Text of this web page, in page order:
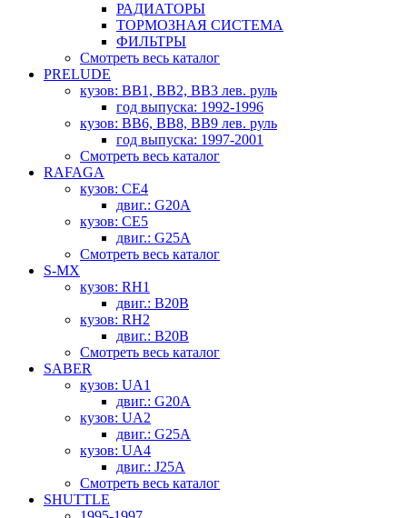
РАДИАТОРЫ
ТОРМОЗНАЯ СИСТЕМА
ФИЛЬТРЫ
Смотреть весь каталог
PRELUDE
кузов: BB1, BB2, BB3 лев. руль
год выпуска: 1992-1996
кузов: BB6, BB8, BB9 лев. руль
год выпуска: 1997-2001
Смотреть весь каталог
RAFAGA
кузов: CE4
двиг.: G20A
кузов: CE5
двиг.: G25A
Смотреть весь каталог
S-MX
кузов: RH1
двиг.: B20B
кузов: RH2
двиг.: B20B
Смотреть весь каталог
SABER
кузов: UA1
двиг.: G20A
кузов: UA2
двиг.: G25A
кузов: UA4
двиг.: J25A
Смотреть весь каталог
SHUTTLE